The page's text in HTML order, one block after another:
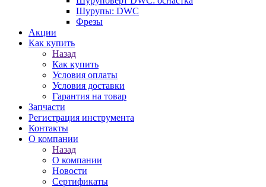
Шурупы: DWC
Фрезы
Акции
Как купить
Назад
Как купить
Условия оплаты
Условия доставки
Гарантия на товар
Запчасти
Регистрация инструмента
Контакты
О компании
Назад
О компании
Новости
Сертификаты